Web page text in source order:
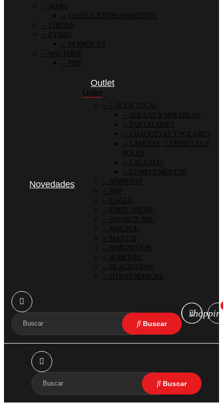
WARQ
CASCOS ENTRENAMIENTO
VIRTRA
ZYMIQ
PERROS K9
WALTHER
PDP
Novedades
Outlet
Outlet
5.11 TACTICAL
BOLSAS Y MOCHILAS
PANTALONES
CHAQUETAS Y POLARES
CAMISAS, CAMISETAS Y
POLOS
CALZADO
COMPLEMENTOS
AIMPOINT
ASP
EAGLE
FIRST SPEAR
INFORCE-MIL
MAGPUL
MANTIS
SIMUNITION
SUREFIRE
BLACKHAWK
OTRAS MARCAS